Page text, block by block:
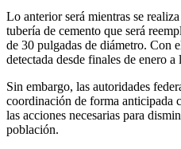
Lo anterior será mientras se
tubería de cemento que será
de 30 pulgadas de diámetro. Con
detectada desde finales de enero a
Sin embargo, las autoridades
coordinación de forma
las acciones necesarias para
población.